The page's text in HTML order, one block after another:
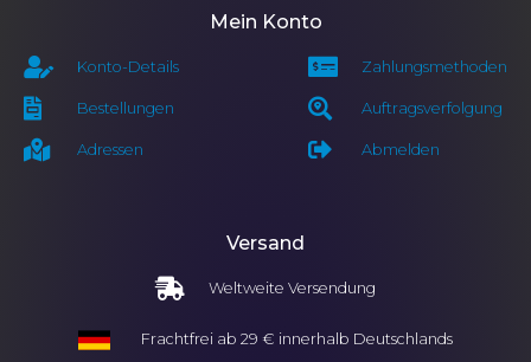
Mein Konto
Konto-Details
Bestellungen
Adressen
Zahlungsmethoden
Auftragsverfolgung
Abmelden
Versand
Weltweite Versendung
Frachtfrei ab 29 € innerhalb Deutschlands